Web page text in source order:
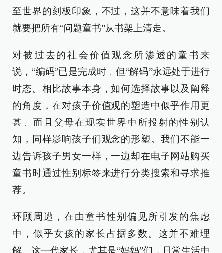
至世界的刻板印象，不过，这并不意味着我们
就要把所有“问题童书”从书架上清走。
对被过去的社会价值观念所渗透的童书来
说，“编码”已是完成时，但“解码”永远处于进行
时态。相比故事本身，如何选择故事以及阐释
的角度，在对孩子价值观的塑造中似乎作用更
甚。而且父母在现实世界中所投射的性别认
知，同样影响孩子们观念的形塑。我们不能一
边告诉孩子男女一样，一边却在电子网站购买
童书时通过性别标签来进行分类搜索和寻求推
荐。
环顾周遭，在由童书性别偏见所引发的焦虑
中，似乎女孩的家长占据多数。这并不难理
解。这一代家长，尤其是“妈妈”们，日常生活中